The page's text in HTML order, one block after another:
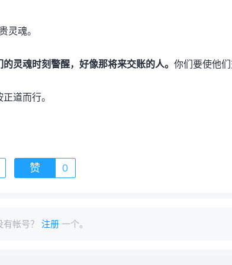
灵魂。
灵魂时刻警醒，好像那将来交账的人。 你们要使他
道而行。
赞 0
帐号？ 注册一个。